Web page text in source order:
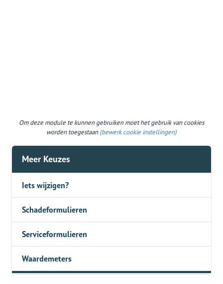
Om deze module te kunnen gebruiken moet het gebruik van cookies
worden toegestaan(bewerk cookie instellingen)
Meer Keuzes
Iets wijzigen?
Schadeformulieren
Serviceformulieren
Waardemeters